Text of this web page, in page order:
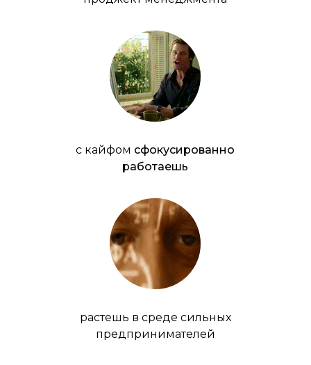
растешь в среде сильных
предпринимателей
с кайфом сфокусированно
работаешь